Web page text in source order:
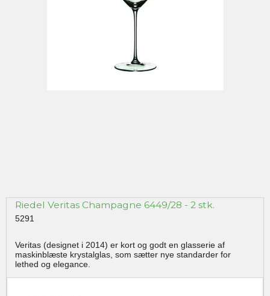
Riedel Veritas Champagne 6449/28 - 2 stk.
5291
Veritas (designet i 2014) er kort og godt en glasserie af
maskinblæste krystalglas, som sætter nye standarder for
lethed og elegance.